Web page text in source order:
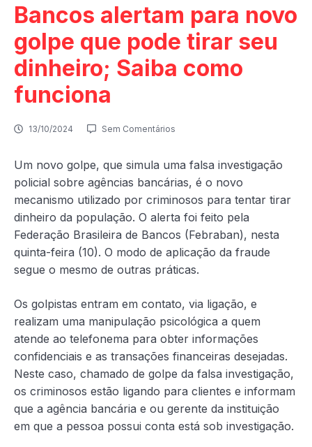
Bancos alertam para novo
golpe que pode tirar seu
dinheiro; Saiba como
funciona
13/10/2024 Sem Comentários
Um novo golpe, que simula uma falsa investigação
policial sobre agências bancárias, é o novo
mecanismo utilizado por criminosos para tentar tirar
dinheiro da população. O alerta foi feito pela
Federação Brasileira de Bancos (Febraban), nesta
quinta-feira (10). O modo de aplicação da fraude
segue o mesmo de outras práticas.
Os golpistas entram em contato, via ligação, e
realizam uma manipulação psicológica a quem
atende ao telefonema para obter informações
confidenciais e as transações financeiras desejadas.
Neste caso, chamado de golpe da falsa investigação,
os criminosos estão ligando para clientes e informam
que a agência bancária e ou gerente da instituição
em que a pessoa possui conta está sob investigação.